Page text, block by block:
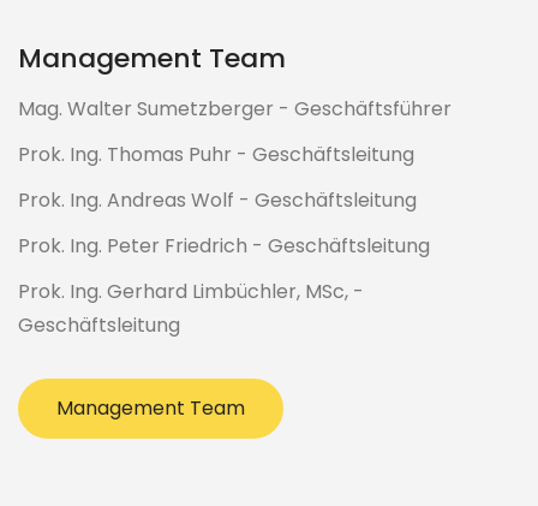
Management Team
Mag. Walter Sumetzberger - Geschäftsführer
Prok. Ing. Thomas Puhr - Geschäftsleitung
Prok. Ing. Andreas Wolf - Geschäftsleitung
Prok. Ing. Peter Friedrich - Geschäftsleitung
Prok. Ing. Gerhard Limbüchler, MSc, -
Geschäftsleitung
Management Team